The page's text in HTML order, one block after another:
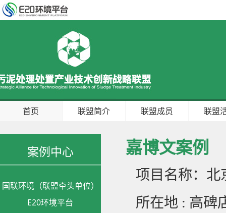
首页 联盟简介 联盟成员 联盟
案例中心
国联环境（联盟牵头单位）
E20环境平台
嘉博文案例
项目名称：北
所在地 : 高碑